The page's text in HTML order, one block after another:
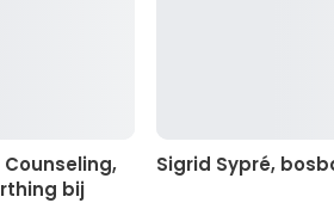
Counseling,
bij
Sigrid Sypré,